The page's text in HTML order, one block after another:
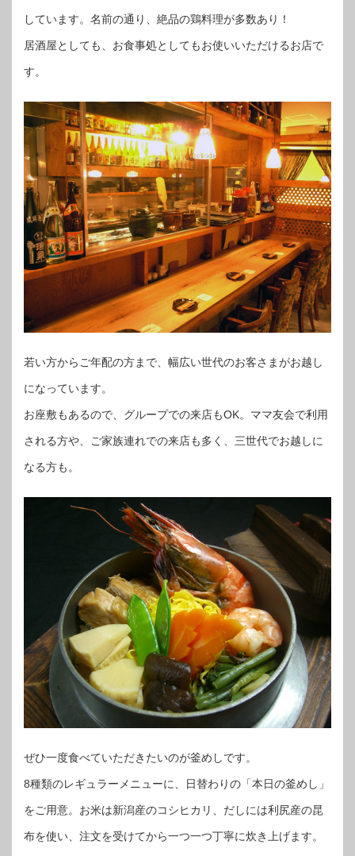
しています。名前の通り、絶品の鶏料理が多数あり！
居酒屋としても、お食事処としてもお使いいただけるお店で
す。
若い方からご年配の方まで、幅広い世代のお客さまがお越し
になっています。
お座敷もあるので、グループでの来店もOK。ママ友会で利用
される方や、ご家族連れでの来店も多く、三世代でお越しに
なる方も。
ぜひ一度食べていただきたいのが釜めしです。
8種類のレギュラーメニューに、日替わりの「本日の釜めし」
をご用意。お米は新潟産のコシヒカリ、だしには利尻産の昆
布を使い、注文を受けてから一つ一つ丁寧に炊き上げます。